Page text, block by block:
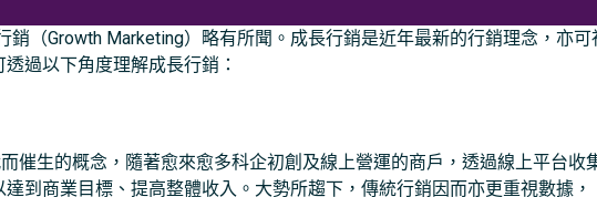
（Growth Marketing）略有所聞。成長行銷是近年最新的行銷理念，亦可
過以下角度理解成長行銷：
催生的概念，隨著愈來愈多科企初創及線上營運的商戶，透過線上平台收
到商業目標、提高整體收入。大勢所趨下，傳統行銷因而亦更重視數據，